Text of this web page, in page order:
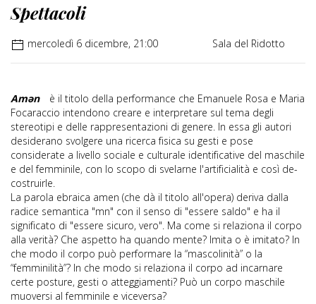
Spettacoli
mercoledì 6 dicembre, 21:00 Sala del Ridotto
Amən
è il titolo della performance che Emanuele Rosa e Maria
Focaraccio intendono creare e interpretare sul tema degli
stereotipi e delle rappresentazioni di genere. In essa gli autori
desiderano svolgere una ricerca fisica su gesti e pose
considerate a livello sociale e culturale identificative del maschile
e del femminile, con lo scopo di svelarne l'artificialità e così de-
costruirle.
La parola ebraica amen (che dà il titolo all'opera) deriva dalla
radice semantica "mn" con il senso di "essere saldo" e ha il
significato di "essere sicuro, vero". Ma come si relaziona il corpo
alla verità? Che aspetto ha quando mente? Imita o è imitato? In
che modo il corpo può performare la “mascolinità” o la
“femminilità”? In che modo si relaziona il corpo ad incarnare
certe posture, gesti o atteggiamenti? Può un corpo maschile
muoversi al femminile e viceversa?